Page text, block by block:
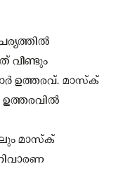
വീണ്ടും
ഉത്തരവ്. മാസ്‌ക്
ഉത്തരവില്‍
മാസ്‌ക്